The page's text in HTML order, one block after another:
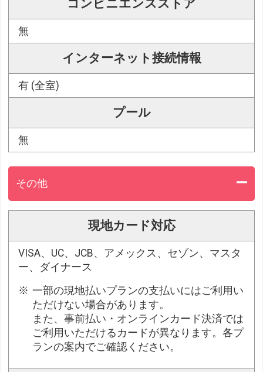
コンビニエンスストア
無
インターネット接続情報
有 (全室)
プール
無
その他
現地カード対応
VISA、UC、JCB、アメックス、セゾン、マスタ
ー、ダイナース
一部の現地払いプランの支払いにはご利用い
ただけない場合があります。
また、事前払い・オンラインカード決済では
ご利用いただけるカードが異なります。各プ
ランの案内でご確認ください。